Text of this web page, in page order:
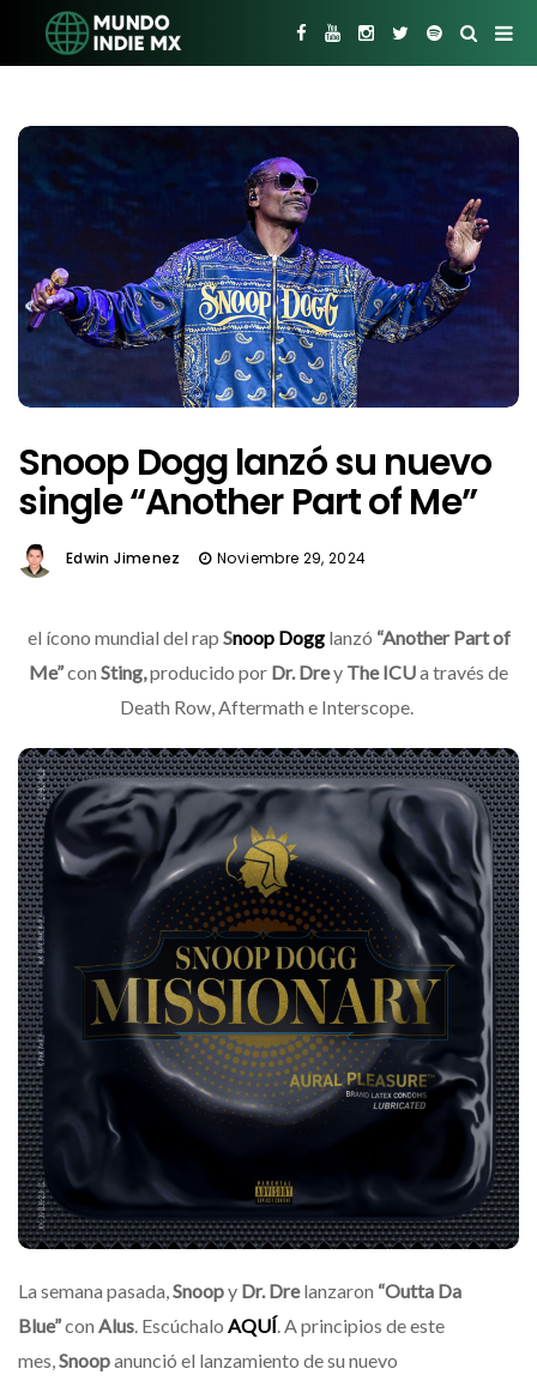
Snoop Dogg lanzó su nuevo
single “Another Part of Me”
Edwin Jimenez Noviembre 29, 2024
el ícono mundial del rap Snoop Dogg lanzó “Another Part of
Me”con Sting,producido por Dr. Drey The ICUa través de
Death Row, Aftermath e Interscope.
La semana pasada,Snoopy Dr. Drelanzaron “Outta Da
Blue”con Alus. Escúchalo AQUÍ. A principios de este
mes,Snoopanunció el lanzamiento de su nuevo